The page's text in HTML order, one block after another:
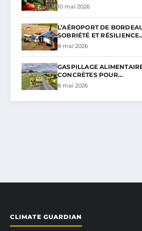
10 mai 2026
L’AÉROPORT DE
SOBRIÉTÉ ET
8 mai 2026
GASPILLAGE
CONCRÈTES POUR…
8 mai 2026
CLIMATE GUARDIAN